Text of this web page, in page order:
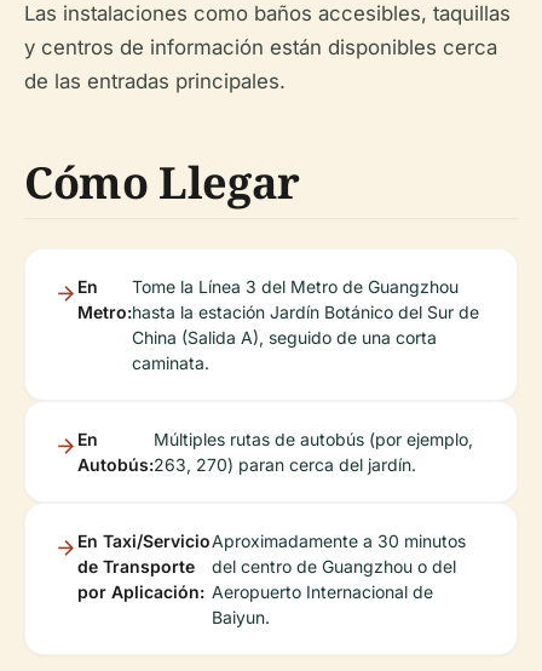
Las instalaciones como baños accesibles, taquillas
y centros de información están disponibles cerca
de las entradas principales.
Cómo Llegar
En
Metro:
Tome la Línea 3 del Metro de Guangzhou
hasta la estación Jardín Botánico del Sur de
China (Salida A), seguido de una corta
caminata.
En
Autobús:
Múltiples rutas de autobús (por ejemplo,
263, 270) paran cerca del jardín.
En Taxi/Servicio
de Transporte
por Aplicación:
Aproximadamente a 30 minutos
del centro de Guangzhou o del
Aeropuerto Internacional de
Baiyun.